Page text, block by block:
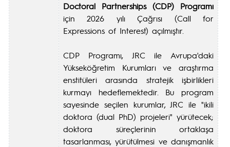
Doctoral Partnerships (CDP) Programı
için 2026 yılı Çağrısı (Call for
Expressions of Interest) açılmıştır.
CDP Programı, JRC ile Avrupa'daki
Yükseköğretim Kurumları ve araştırma
enstitüleri arasında stratejik işbirlikleri
kurmayı hedeflemektedir. Bu program
sayesinde seçilen kurumlar, JRC ile "ikili
doktora (dual PhD) projeleri" yürütecek;
doktora süreçlerinin ortaklaşa
tasarlanması, yürütülmesi ve danışmanlık